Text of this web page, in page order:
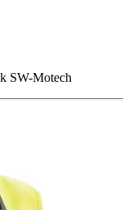
SW-Motech